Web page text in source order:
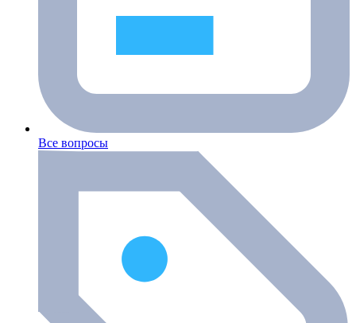
Все вопросы